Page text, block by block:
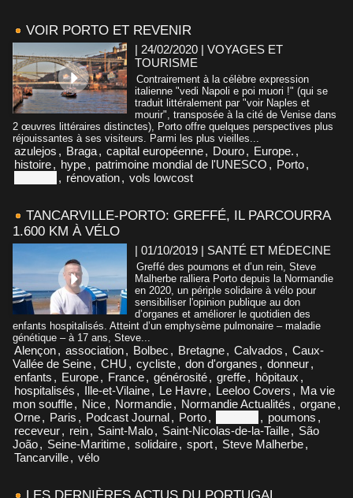
VOIR PORTO ET REVENIR
| 24/02/2020 | VOYAGES ET
TOURISME
Contrairement à la célèbre expression
italienne "vedi Napoli e poi muori !" (qui se
traduit littéralement par "voir Naples et
mourir", transposée à la cité de Venise dans
2 œuvres littéraires distinctes), Porto offre quelques perspectives plus
réjouissantes à ses visiteurs. Parmi les plus vieilles...
azulejos , Braga, capital européenne, Douro, Europe. ,
histoire, hype, patrimoine mondial de l'UNESCO , Porto,
, rénovation, vols lowcost
TANCARVILLE-PORTO: GREFFÉ, IL PARCOURRA
1.600 KM À VÉLO
| 01/10/2019 | SANTÉ ET MÉDECINE
Greffé des poumons et d’un rein, Steve
Malherbe ralliera Porto depuis la Normandie
en 2020, un périple solidaire à vélo pour
sensibiliser l'opinion publique au don
d’organes et améliorer le quotidien des
enfants hospitalisés. Atteint d’un emphysème pulmonaire – maladie
génétique – à 17 ans, Steve...
Alençon, association, Bolbec , Bretagne, Calvados , Caux-
Vallée de Seine, CHU , cycliste, don d'organes , donneur,
enfants , Europe, France, générosité, greffe, hôpitaux ,
hospitalisés , Ille-et-Vilaine, Le Havre, Leeloo Covers , Ma vie
mon souffle, Nice, Normandie, Normandie Actualités , organe,
Orne, Paris , Podcast Journal, Porto, , poumons ,
receveur, rein, Saint-Malo, Saint-Nicolas-de-la-Taille, São
João, Seine-Maritime, solidaire, sport, Steve Malherbe,
Tancarville, vélo
LES DERNIÈRES ACTUS DU PORTUGAL